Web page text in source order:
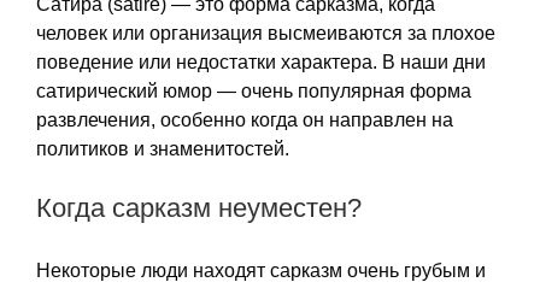
человек или организация высмеиваются за плохое
поведение или недостатки характера. В наши дни
сатирический юмор — очень популярная форма
развлечения, особенно когда он направлен на
политиков и знаменитостей.
Когда сарказм неуместен?
Некоторые люди находят сарказм очень грубым и